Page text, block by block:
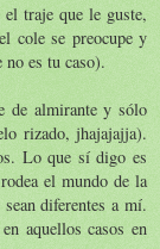
el traje que le guste,
cole se preocupe y
no es tu caso).
de almirante y sólo
rizado, jhajajajja).
Lo que sí digo es
el mundo de la
diferentes a mí.
aquellos casos en